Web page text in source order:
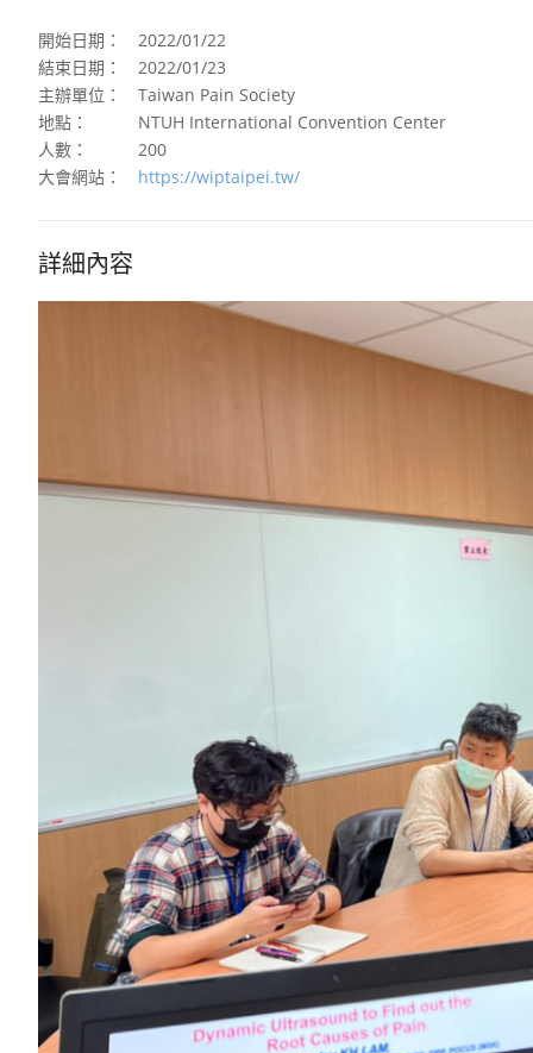
開始日期：
2022/01/22
結束日期：
2022/01/23
主辦單位：
Taiwan Pain Society
地點：
NTUH International Convention Center
人數：
200
大會網站：
https://wiptaipei.tw/
詳細內容